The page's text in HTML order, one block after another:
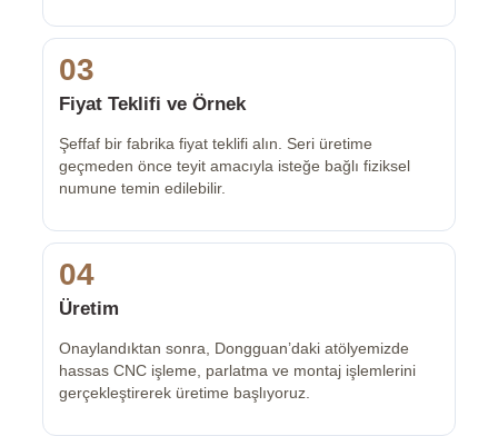
03
Fiyat Teklifi ve Örnek
Şeffaf bir fabrika fiyat teklifi alın. Seri üretime
geçmeden önce teyit amacıyla isteğe bağlı fiziksel
numune temin edilebilir.
04
Üretim
Onaylandıktan sonra, Dongguan’daki atölyemizde
hassas CNC işleme, parlatma ve montaj işlemlerini
gerçekleştirerek üretime başlıyoruz.